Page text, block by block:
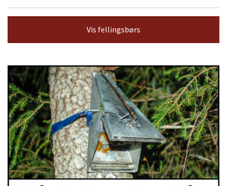
Vis fellingsbørs